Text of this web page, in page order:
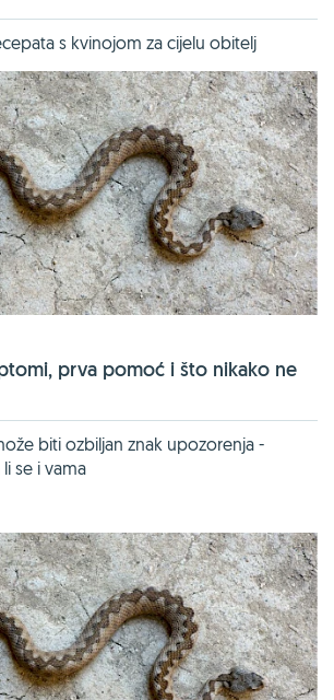
s kvinojom za cijelu obitelj
prva pomoć i što nikako ne
biti ozbiljan znak upozorenja -
se i vama